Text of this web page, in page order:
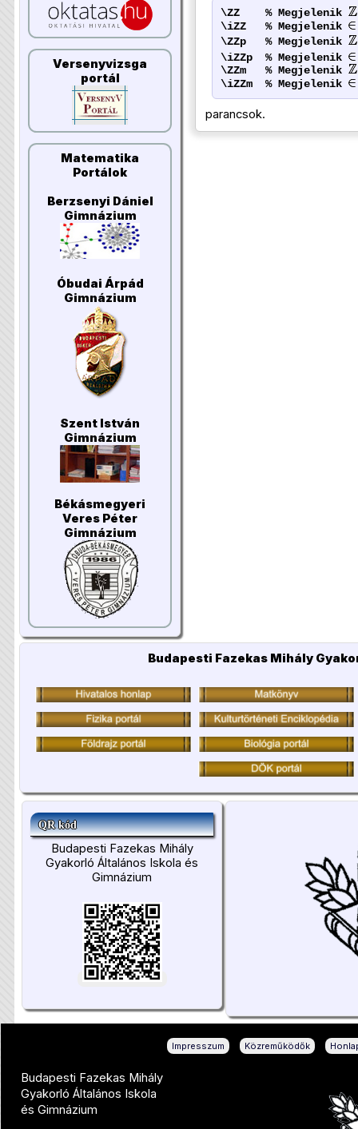
Versenyvizsga
portál
Matematika
Portálok
Berzsenyi Dániel
Gimnázium
Óbudai Árpád
Gimnázium
Szent István
Gimnázium
Békásmegyeri
Veres Péter
Gimnázium
\ZZ % Megjelenik
\iZZ % Megjelenik
\ZZp % Megjelenik
\iZZp % Megjelenik
\ZZm % Megjelenik
\iZZm % Megjelenik
parancsok.
Budapesti Fazekas Mihály
QR kód
Budapesti Fazekas Mihály
Gyakorló Általános Iskola és
Gimnázium
Impresszum Közreműködők
Budapesti Fazekas Mihály
Gyakorló Általános Iskola
és Gimnázium